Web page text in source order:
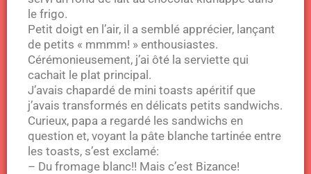
le frigo.
Petit doigt en l’air, il a semblé apprécier, lançant
de petits « mmmm! » enthousiastes.
Cérémonieusement, j’ai ôté la serviette qui
cachait le plat principal.
J’avais chapardé de mini toasts apéritif que
j’avais transformés en délicats petits sandwichs.
Curieux, papa a regardé les sandwichs en
question et, voyant la pâte blanche tartinée entre
les toasts, s’est exclamé:
– Du fromage blanc!! Mais c’est Bizance!